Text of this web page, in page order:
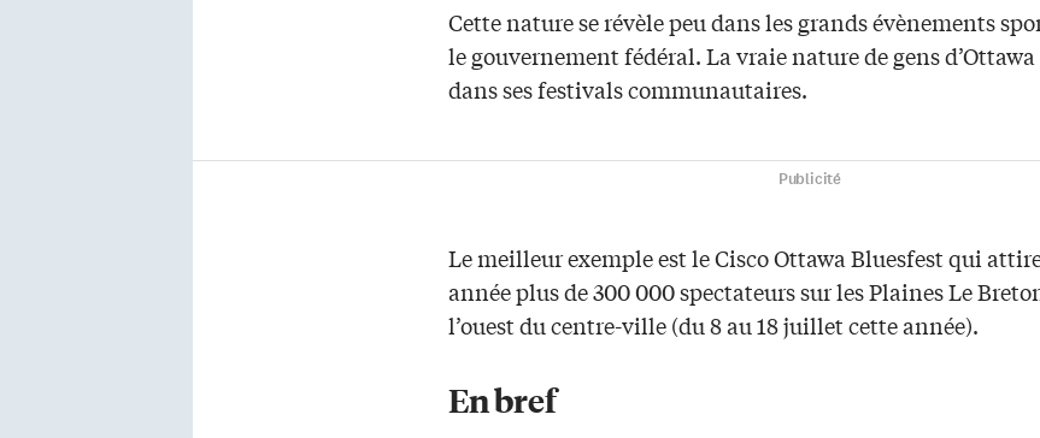
Cette nature se révèle peu dans les grands évènements
le gouvernement fédéral. La vraie nature de gens
dans ses festivals communautaires.
Publicité
Le meilleur exemple est le Cisco Ottawa Bluesfest qui
année plus de 300 000 spectateurs sur les Plaines Le
l’ouest du centre-ville (du 8 au 18 juillet cette année).
En bref